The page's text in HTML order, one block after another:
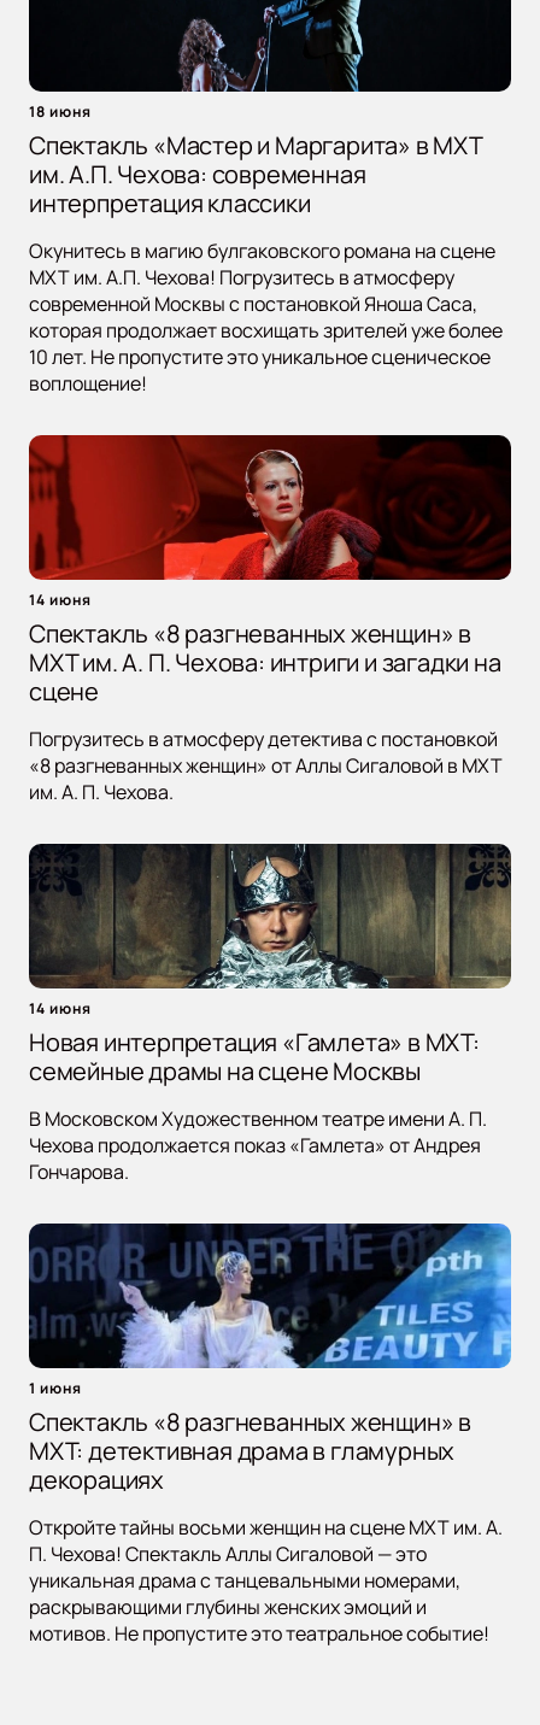
18 июня
Спектакль «Мастер и Маргарита» в МХТ
им. А.П. Чехова: современная
интерпретация классики
Окунитесь в магию булгаковского романа на сцене
МХТ им. А.П. Чехова! Погрузитесь в атмосферу
современной Москвы с постановкой Яноша Саса,
которая продолжает восхищать зрителей уже более
10 лет. Не пропустите это уникальное сценическое
воплощение!
14 июня
Спектакль «8 разгневанных женщин» в
МХТ им. А. П. Чехова: интриги и загадки на
сцене
Погрузитесь в атмосферу детектива с постановкой
«8 разгневанных женщин» от Аллы Сигаловой в МХТ
им. А. П. Чехова.
14 июня
Новая интерпретация «Гамлета» в МХТ:
семейные драмы на сцене Москвы
В Московском Художественном театре имени А. П.
Чехова продолжается показ «Гамлета» от Андрея
Гончарова.
1 июня
Спектакль «8 разгневанных женщин» в
МХТ: детективная драма в гламурных
декорациях
Откройте тайны восьми женщин на сцене МХТ им. А.
П. Чехова! Спектакль Аллы Сигаловой — это
уникальная драма с танцевальными номерами,
раскрывающими глубины женских эмоций и
мотивов. Не пропустите это театральное событие!